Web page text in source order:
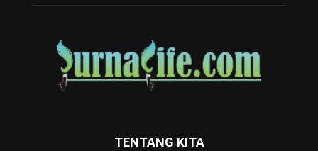
TENTANG KITA